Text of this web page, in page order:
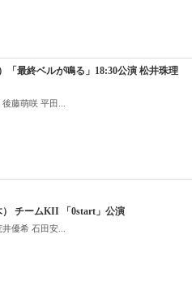
「最終ベルが鳴る」18:30公演 松井珠理
藤萌咲 平田...
） チームKII 「0start」公演
優希 石田安...